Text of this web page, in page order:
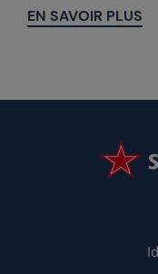
EN SAVOIR PLUS